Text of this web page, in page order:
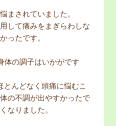
まされていました。
して痛みをまぎらわしな
ったです。
体の調子はいかがです
んどなく頭痛に悩むこ
の不調が出やすかったで
なりました。